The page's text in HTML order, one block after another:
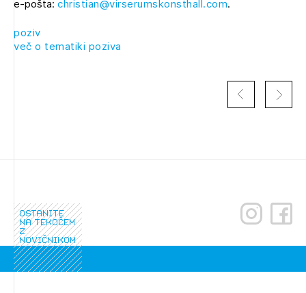
Izbrana vsebina je namenjena le ZAPS
e-pošta: christian@virserumskonsthall.com.
poziv
več o tematiki poziva
ostanite
na tekočem
z
novičnikom